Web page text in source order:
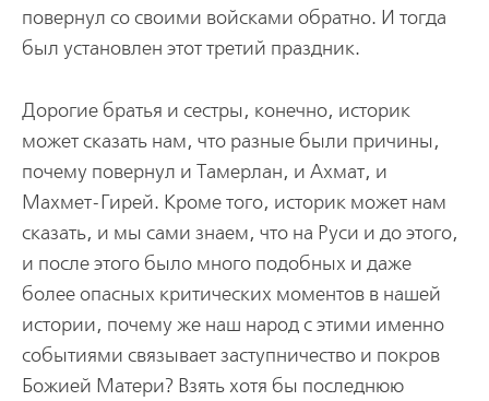
повернул со своими войсками обратно. И тогда
был установлен этот третий праздник.
Дорогие братья и сестры, конечно, историк
может сказать нам, что разные были причины,
почему повернул и Тамерлан, и Ахмат, и
Махмет-Гирей. Кроме того, историк может нам
сказать, и мы сами знаем, что на Руси и до этого,
и после этого было много подобных и даже
более опасных критических моментов в нашей
истории, почему же наш народ с этими именно
событиями связывает заступничество и покров
Божией Матери? Взять хотя бы последнюю